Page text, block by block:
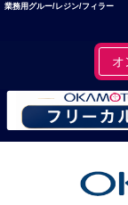
業務用グルー/レジン/フィラー